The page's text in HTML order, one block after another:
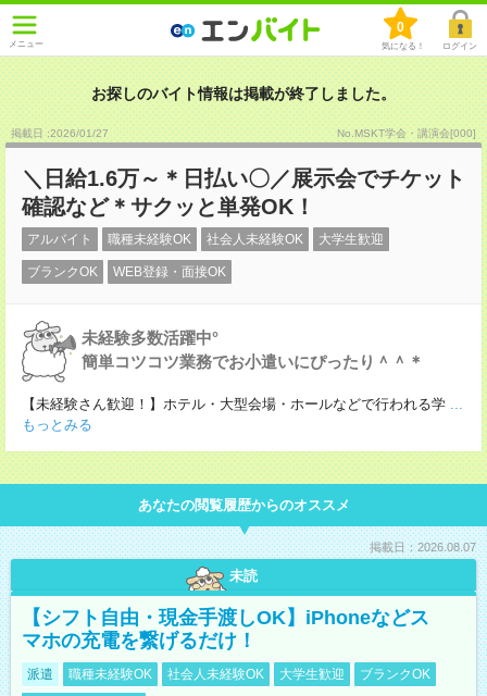
メニュー
0
気になる！ ログイン
お探しのバイト情報は掲載が終了しました。
掲載日 :2026/01/27 No.MSKT学会・講演会[000]
＼日給1.6万～＊日払い〇／展示会でチケット
確認など＊サクッと単発OK！
アルバイト 職種未経験OK 社会人未経験OK 大学生歓迎
ブランクOK WEB登録・面接OK
未経験多数活躍中°
簡単コツコツ業務でお小遣いにぴったり＾＾＊
【未経験さん歓迎！】ホテル・大型会場・ホールなどで行われる学 ...
もっとみる
あなたの閲覧履歴からのオススメ
掲載日：2026.08.07
未読
【シフト自由・現金手渡しOK】iPhoneなどス
マホの充電を繋げるだけ！
派遣 職種未経験OK 社会人未経験OK 大学生歓迎
ブランクOK